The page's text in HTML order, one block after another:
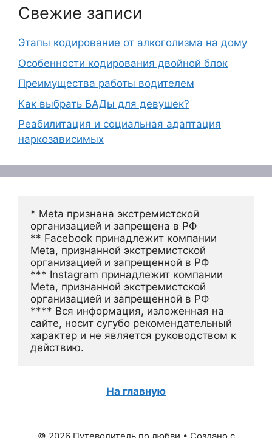
Свежие записи
Этапы кодирование от алкоголизма на дому
Особенности кодирования двойной блок
Преимущества работы водителем
Как выбрать БАДы для девушек?
Реабилитация и социальная адаптация
наркозависимых
* Meta признана экстремистской
организацией и запрещена в РФ
** Facebook принадлежит компании
Meta, признанной экстремистской
организацией и запрещенной в РФ
*** Instagram принадлежит компании
Meta, признанной экстремистской
организацией и запрещенной в РФ
**** Вся информация, изложенная на
сайте, носит сугубо рекомендательный
характер и не является руководством к
действию.
На главную